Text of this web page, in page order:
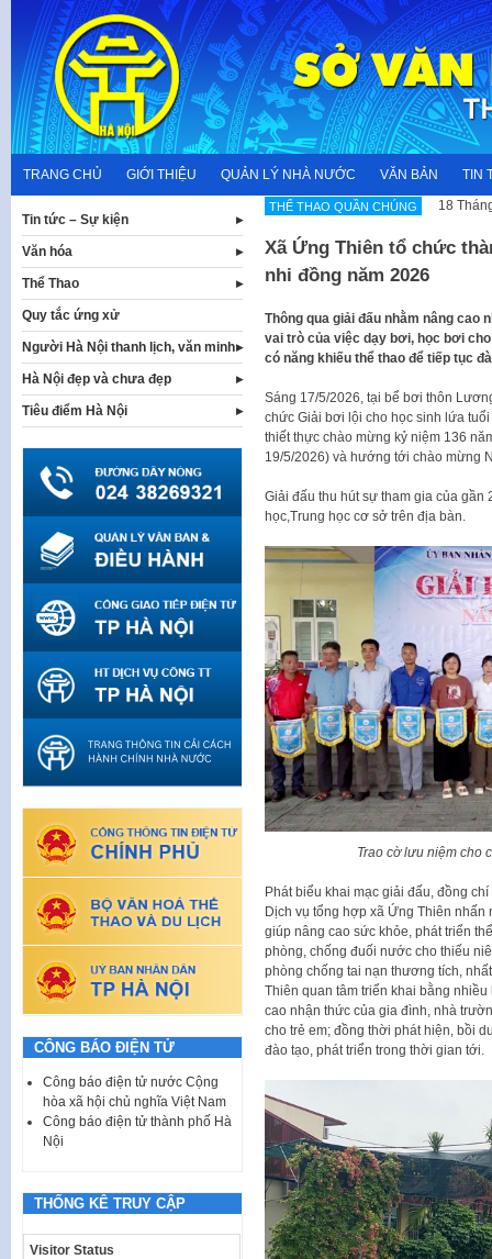
content
TRANG CHỦ GIỚI THIỆU QUẢN LÝ NHÀ NƯỚC VĂN BẢN TIN
THỂ THAO QUẦN CHÚNG 18
Xã Ứng Thiên tổ chức
nhi đồng năm 2026
Thông qua giải đấu nhằm nâng cao
vai trò của việc dạy bơi, học bơi
có năng khiếu thể thao để tiếp tục
Sáng 17/5/2026, tại bể bơi thôn
chức Giải bơi lội cho học sinh lứa
thiết thực chào mừng kỷ niệm 136
19/5/2026) và hướng tới chào mừng
Giải đấu thu hút sự tham gia của
học,Trung học cơ sở trên địa bàn.
Trao cờ lưu niệm cho
Phát biểu khai mạc giải đấu, đồng
Dịch vụ tổng hợp xã Ứng Thiên
giúp nâng cao sức khỏe, phát triển
phòng, chống đuối nước cho thiếu
phòng chống tai nạn thương tích,
Thiên quan tâm triển khai bằng
cao nhận thức của gia đình, nhà
cho trẻ em; đồng thời phát hiện, bồi
đào tạo, phát triển trong thời gian tới.
Tin tức – Sự kiện
Văn hóa
Thể Thao
Quy tắc ứng xử
Người Hà Nội thanh lịch, văn minh
Hà Nội đẹp và chưa đẹp
Tiêu điểm Hà Nội
CÔNG BÁO ĐIỆN TỬ
Công báo điện tử nước Cộng
hòa xã hội chủ nghĩa Việt Nam
Công báo điện tử thành phố Hà
Nội
THỐNG KÊ TRUY CẬP
Visitor Status